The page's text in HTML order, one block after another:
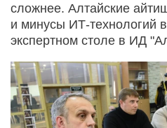
сложнее. Алтайские
и минусы ИТ-технологий
экспертном столе в ИД